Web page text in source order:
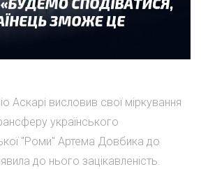
Аскарі висловив свої міркування
українського
"Роми" Артема Довбика до
до нього зацікавленість.